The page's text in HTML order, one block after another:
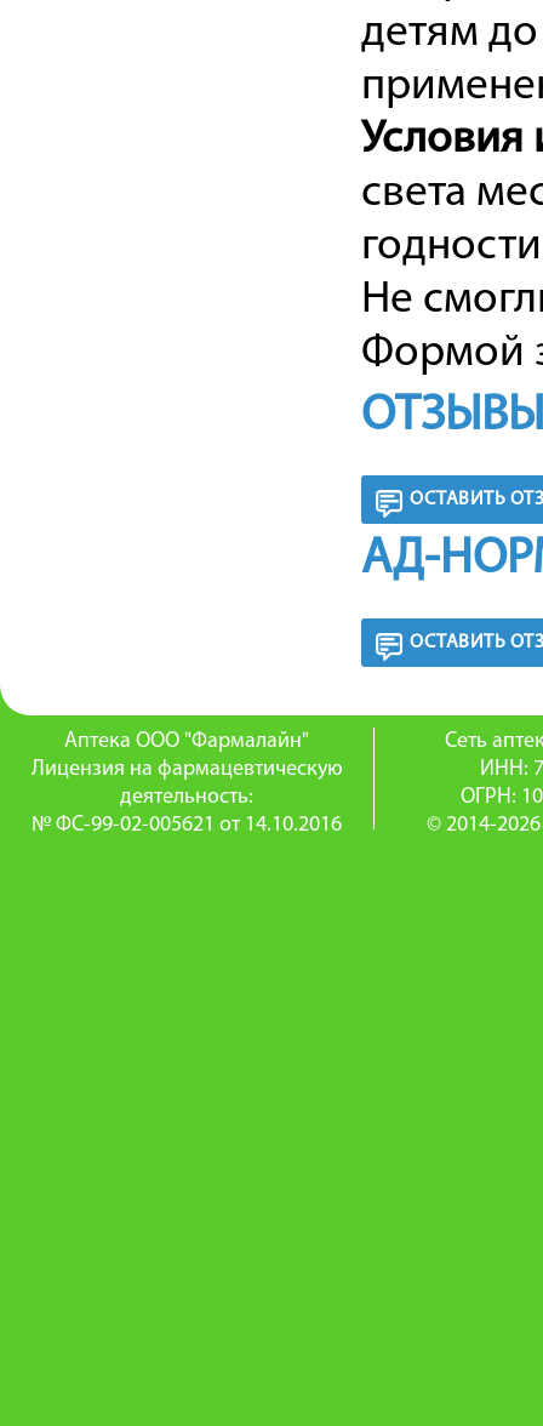
детям
Условия
света
Не
Формой
ОСТАВИТЬ
АД-
ОСТАВИТЬ
Аптека ООО "Фармалайн"
Лицензия на фармацевтическую
деятельность:
№ ФС-99-02-005621 от 14.10.2016
Сеть
ИНН:
ОГРН:
© 2014-